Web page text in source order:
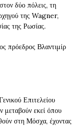
δύο πόλεις, τη
της Wagner,
της Ρωσίας.
πρόεδρος Βλαντιμίρ
Επιτελείου
μεταβούν εκεί όπου
στη Μόσχα, έχοντας